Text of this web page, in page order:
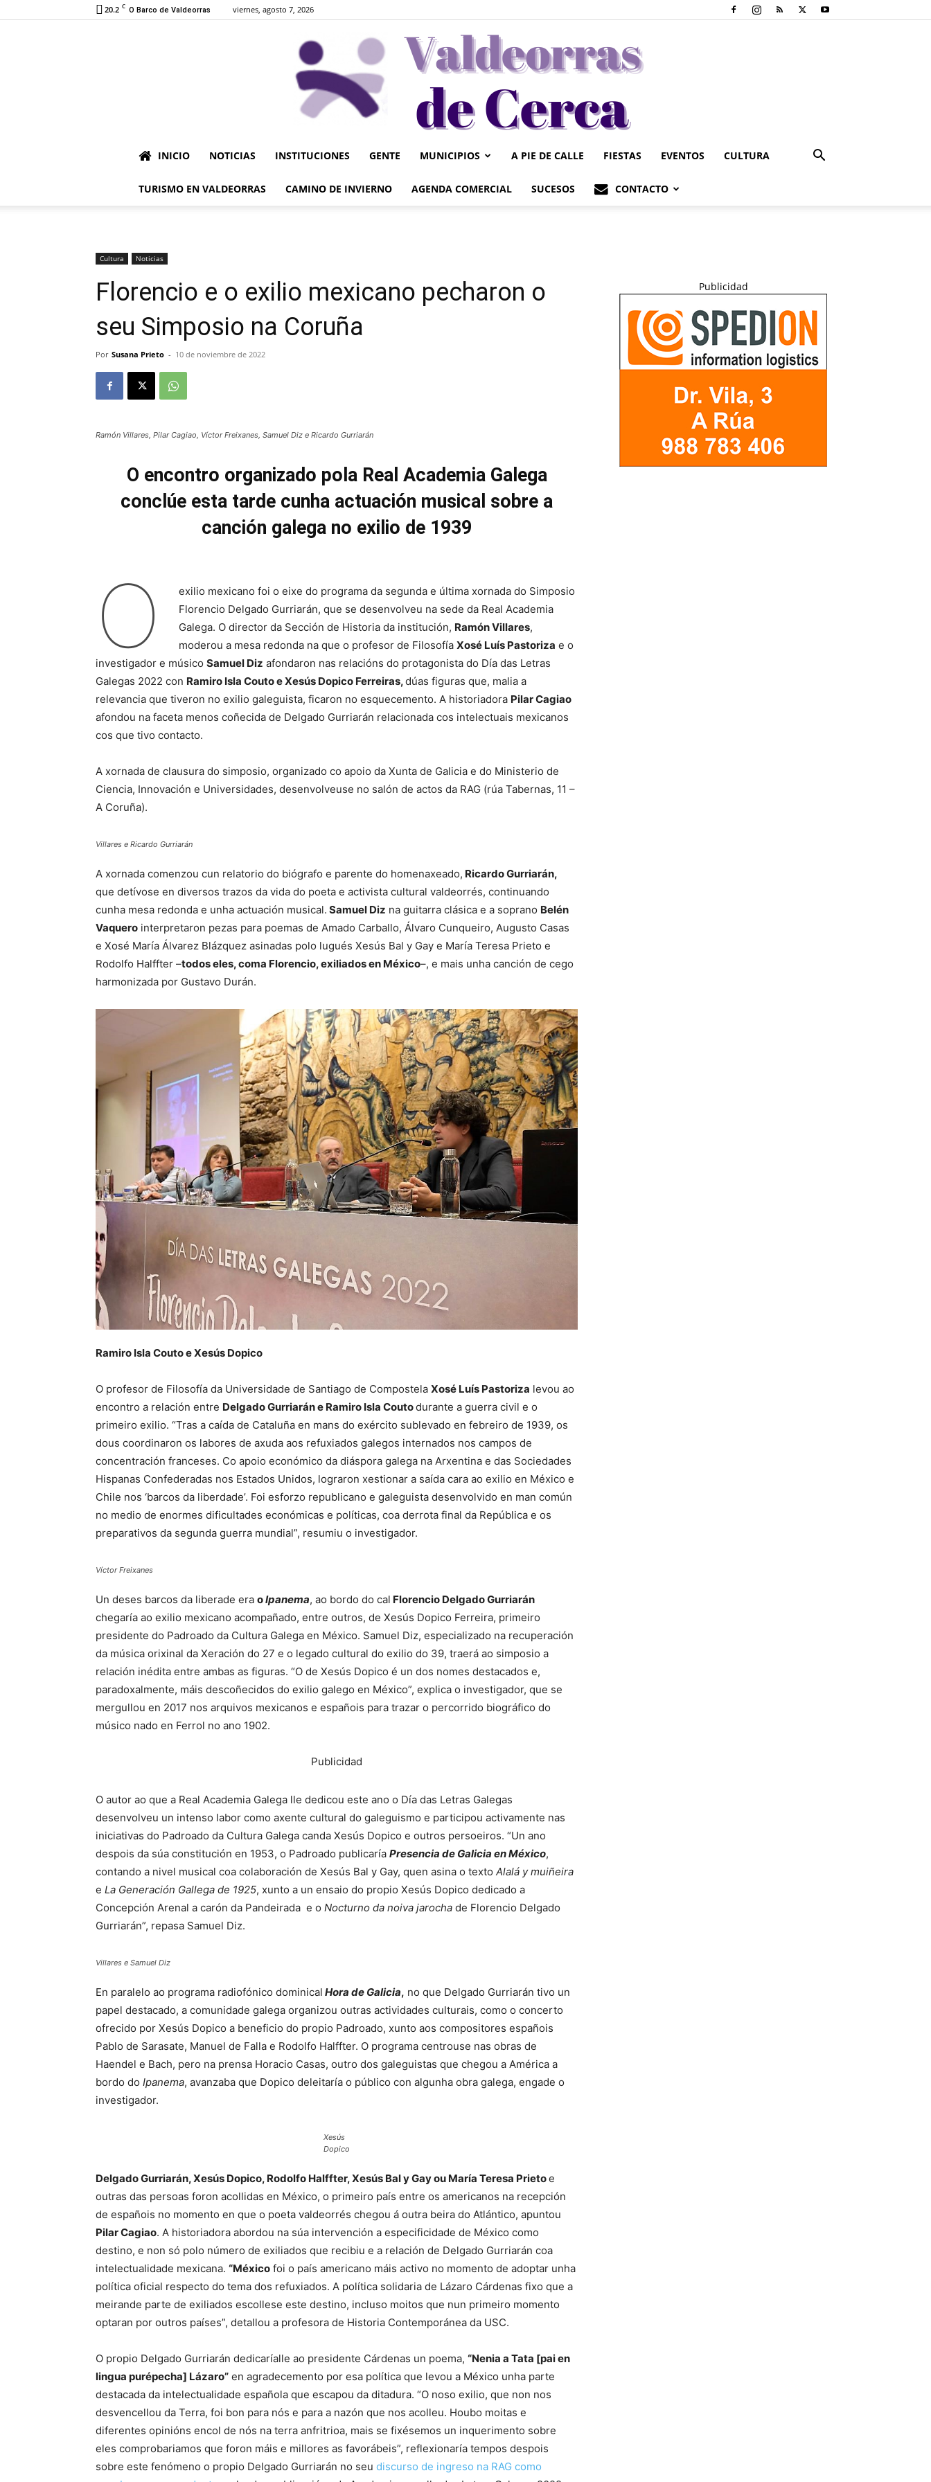
20.2 C O Barco de Valdeorras viernes, agosto 7, 2026
Valdeorrasdecerca
INICIO NOTICIAS INSTITUCIONES GENTE MUNICIPIOS A PIE DE CALLE FIESTAS EVENTOS CULTURA
TURISMO EN VALDEORRAS CAMINO DE INVIERNO AGENDA COMERCIAL SUCESOS CONTACTO
Cultura Noticias
Florencio e o exilio mexicano pecharon o
seu Simposio na Coruña
Por Susana Prieto - 10 de noviembre de 2022
Ramón Villares, Pilar Cagiao, Víctor Freixanes, Samuel Diz e Ricardo Gurriarán
O encontro organizado pola Real Academia Galega
conclúe esta tarde cunha actuación musical sobre a
canción galega no exilio de 1939
O
exilio mexicano foi o eixe do programa da segunda e última xornada do Simposio
Florencio Delgado Gurriarán, que se desenvolveu na sede da Real Academia
Galega. O director da Sección de Historia da institución, Ramón Villares,
moderou a mesa redonda na que o profesor de Filosofía Xosé Luís Pastoriza e o
investigador e músico Samuel Diz afondaron nas relacións do protagonista do Día das Letras
Galegas 2022 con Ramiro Isla Couto e Xesús Dopico Ferreiras,dúas figuras que, malia a
relevancia que tiveron no exilio galeguista, ficaron no esquecemento. A historiadora Pilar Cagiao
afondou na faceta menos coñecida de Delgado Gurriarán relacionada cos intelectuais mexicanos
cos que tivo contacto.
A xornada de clausura do simposio, organizado co apoio da Xunta de Galicia e do Ministerio de
Ciencia, Innovación e Universidades, desenvolveuse no salón de actos da RAG (rúa Tabernas, 11 –
A Coruña).
Villares e Ricardo Gurriarán
A xornada comenzou cun relatorio do biógrafo e parente do homenaxeado, Ricardo Gurriarán,
que detívose en diversos trazos da vida do poeta e activista cultural valdeorrés, continuando
cunha mesa redonda e unha actuación musical. Samuel Diz na guitarra clásica e a soprano Belén
Vaquero interpretaron pezas para poemas de Amado Carballo, Álvaro Cunqueiro, Augusto Casas
e Xosé María Álvarez Blázquez asinadas polo lugués Xesús Bal y Gay e María Teresa Prieto e
Rodolfo Halffter –todos eles, coma Florencio, exiliados en México–, e mais unha canción de cego
harmonizada por Gustavo Durán.
Ramiro Isla Couto e Xesús Dopico
O profesor de Filosofía da Universidade de Santiago de Compostela Xosé Luís Pastoriza levou ao
encontro a relación entre Delgado Gurriarán e Ramiro Isla Coutodurante a guerra civil e o
primeiro exilio. “Tras a caída de Cataluña en mans do exército sublevado en febreiro de 1939, os
dous coordinaron os labores de axuda aos refuxiados galegos internados nos campos de
concentración franceses. Co apoio económico da diáspora galega na Arxentina e das Sociedades
Hispanas Confederadas nos Estados Unidos, lograron xestionar a saída cara ao exilio en México e
Chile nos ‘barcos da liberdade’. Foi esforzo republicano e galeguista desenvolvido en man común
no medio de enormes dificultades económicas e políticas, coa derrota final da República e os
preparativos da segunda guerra mundial”, resumiu o investigador.
Víctor Freixanes
Un deses barcos da liberade era oIpanema, ao bordo do cal Florencio Delgado Gurriarán
chegaría ao exilio mexicano acompañado, entre outros, de Xesús Dopico Ferreira, primeiro
presidente do Padroado da Cultura Galega en México. Samuel Diz, especializado na recuperación
da música orixinal da Xeración do 27 e o legado cultural do exilio do 39, traerá ao simposio a
relación inédita entre ambas as figuras. “O de Xesús Dopico é un dos nomes destacados e,
paradoxalmente, máis descoñecidos do exilio galego en México”, explica o investigador, que se
mergullou en 2017 nos arquivos mexicanos e españois para trazar o percorrido biográfico do
músico nado en Ferrol no ano 1902.
Publicidad
O autor ao que a Real Academia Galega lle dedicou este ano o Día das Letras Galegas
desenvolveu un intenso labor como axente cultural do galeguismo e participou activamente nas
iniciativas do Padroado da Cultura Galega canda Xesús Dopico e outros persoeiros. “Un ano
despois da súa constitución en 1953, o Padroado publicaría Presencia de Galicia en México,
contando a nivel musical coa colaboración de Xesús Bal y Gay, quen asina o texto Alalá y muiñeira
e La Generación Gallega de 1925, xunto a un ensaio do propio Xesús Dopico dedicado a
Concepción Arenal a carón da Pandeirada e o Nocturno da noiva jarocha de Florencio Delgado
Gurriarán”, repasa Samuel Diz.
Villares e Samuel Diz
En paralelo ao programa radiofónico dominical Hora de Galicia, no que Delgado Gurriarán tivo un
papel destacado, a comunidade galega organizou outras actividades culturais, como o concerto
ofrecido por Xesús Dopico a beneficio do propio Padroado, xunto aos compositores españois
Pablo de Sarasate, Manuel de Falla e Rodolfo Halffter. O programa centrouse nas obras de
Haendel e Bach, pero na prensa Horacio Casas, outro dos galeguistas que chegou a América a
bordo do Ipanema, avanzaba que Dopico deleitaría o público con algunha obra galega, engade o
investigador.
Xesús
Dopico
Delgado Gurriarán, Xesús Dopico, Rodolfo Halffter, Xesús Bal y Gay ou María Teresa Prietoe
outras das persoas foron acollidas en México, o primeiro país entre os americanos na recepción
de españois no momento en que o poeta valdeorrés chegou á outra beira do Atlántico, apuntou
Pilar Cagiao. A historiadora abordou na súa intervención a especificidade de México como
destino, e non só polo número de exiliados que recibiu e a relación de Delgado Gurriarán coa
intelectualidade mexicana. “México foi o país americano máis activo no momento de adoptar unha
política oficial respecto do tema dos refuxiados. A política solidaria de Lázaro Cárdenas fixo que a
meirande parte de exiliados escollese este destino, incluso moitos que nun primeiro momento
optaran por outros países”, detallou a profesora de Historia Contemporánea da USC.
O propio Delgado Gurriarán dedicaríalle ao presidente Cárdenas un poema, “Nenia a Tata [pai en
lingua purépecha] Lázaro” en agradecemento por esa política que levou a México unha parte
destacada da intelectualidade española que escapou da ditadura. “O noso exilio, que non nos
desvencellou da Terra, foi bon para nós e para a nazón que nos acolleu. Houbo moitas e
diferentes opinións encol de nós na terra anfritrioa, mais se fixésemos un inquerimento sobre
eles comprobariamos que foron máis e millores as favorábeis”, reflexionaría tempos despois
sobre este fenómeno o propio Delgado Gurriarán no seu discurso de ingreso na RAG como
Publicidad